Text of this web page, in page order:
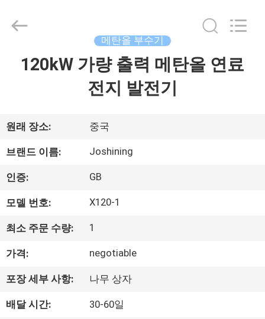
품
우
리
한
것
JoShining
메탄올 부수기
120kW 가량 출력 메탄올 연료
전지 발전기
원래 장소: 중국
브랜드 이름: Joshining
인증: GB
모델 번호: X120-1
최소 주문 수량: 1
가격: negotiable
포장 세부 사항: 나무 상자
배달 시간: 30-60일